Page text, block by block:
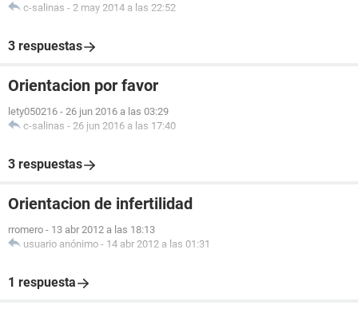
c-salinas - 2 may 2014 a las 22:52
3 respuestas
Orientacion por favor
lety050216 - 26 jun 2016 a las 03:29
c-salinas - 26 jun 2016 a las 17:40
3 respuestas
Orientacion de infertilidad
rromero - 13 abr 2012 a las 18:13
usuario anónimo - 14 abr 2012 a las 01:31
1 respuesta